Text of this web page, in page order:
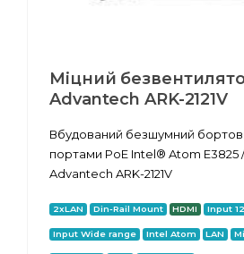
Міцний
Advantech ARK-2121V
Вбудований безшумний
портами PoE Intel® Atom E3825
Advantech ARK-2121V
2xLAN Din-Rail Mount HDMI Input
Input Wide range Intel Atom LAN